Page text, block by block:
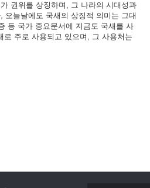
권위를 상징하며, 그 나라의 시대성과
늘날에도 국새의 상징적 의미는 그대
등 국가 중요문서에 지금도 국새를 사
주로 사용되고 있으며, 그 사용처는